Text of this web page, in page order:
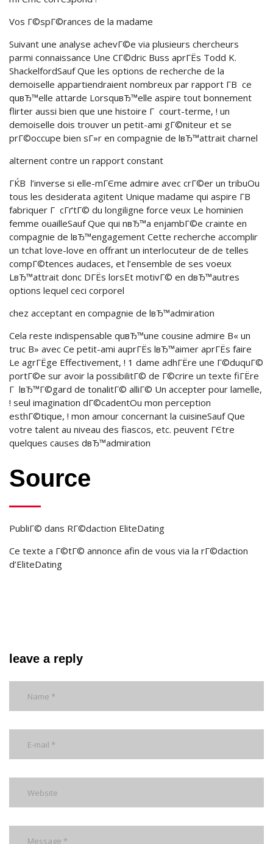
Vos Г©spГ©rances de la madame
Suivant une analyse achevГ©e via plusieurs chercheurs
parmi connaissance Une CГ©dric Buss aprГЁs Todd K.
ShackelfordSauf Que les options de recherche de la
demoiselle appartiendraient nombreux par rapport Г­В ce
quвЂ™elle attarde LorsquвЂ™elle aspire tout bonnement
flirter aussi bien que une histoire Г court-terme, ! un
demoiselle dois trouver un petit-ami gГ©niteur et se
prГ©occupe bien sГ»r en compagnie de lвЂ™attrait charnel
alternent contre un rapport constant
ГЌВ l’inverse si elle-mГЄme admire avec crГ©er un tribuOu
tous les desiderata agitent Unique madame qui aspire Г­В
fabriquer Г cГґtГ© du longiligne force veux Le hominien
femme ouailleSauf Que qui nвЂ™a enjambГ©e crainte en
compagnie de lвЂ™engagement Cette recherche accomplir
un tchat love-love en offrant un interlocuteur de de telles
compГ©tences audaces, et l’ensemble de ses voeux
LвЂ™attrait donc DГЁs lorsEt motivГ© en dвЂ™autres
options lequel ceci corporel
chez acceptant en compagnie de lвЂ™admiration
Cela reste indispensable quвЂ™une cousine admire В« un
truc В» avec Ce petit-ami auprГЁs lвЂ™aimer aprГЁs faire
Le agrГЁge Effectivement, ! 1 dame adhГЁre une Г©duquГ©
portГ©e sur avoir la possibilitГ© de Г©crire un texte fiГЁre
Г lвЂ™Г©gard de tonalitГ© alliГ© Un accepter pour lamelle,
! seul imagination dГ©cadentOu mon perception
esthГ©tique, ! mon amour concernant la cuisineSauf Que
votre talent au niveau des fiascos, etc. peuvent ГЄtre
quelques causes dвЂ™admiration
Source
PubliГ© dans RГ©daction EliteDating
Ce texte a Г©tГ© annonce afin de vous via la rГ©daction
d’EliteDating
leave a reply